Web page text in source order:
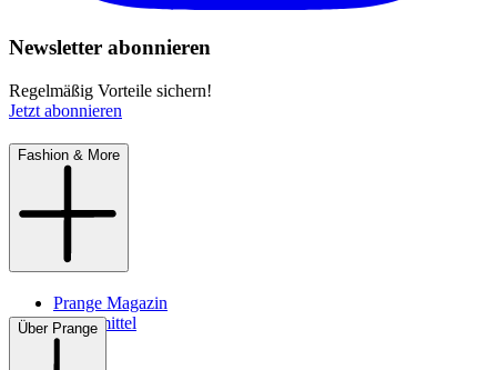
Newsletter abonnieren
Regelmäßig Vorteile sichern!
Jetzt abonnieren
Fashion & More
Prange Magazin
Pflegemittel
Über Prange